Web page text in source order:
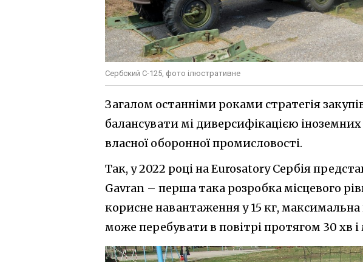
Сербский С-125, фото ілюстративне
Загалом останніми роками стратегія
балансувати мі диверсифікацією
власної оборонної промисловості.
Так, у 2022 році на Eurosatory Сербія
Gavran – перша така розробка місцевого
корисне навантаження у 15 кг,
може перебувати в повітрі протягом 30 хв